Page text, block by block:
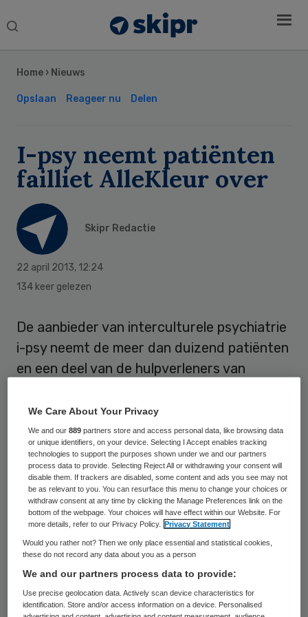
Search
Home › Nieuws
Opslaan Reageer nu Delen
I-psy neemt patiënten
failliet AlleKleur over
Skipr Redactie
22 april 2013, 12:24
134 keer gelezen
De aanbieder van interculturele psychiatrie
i-psy neemt de meer dan duizend patiënten
en een deel van de hulpverleners van
in Amsterdam sprak vorige maand het
faillissement uit over AlleKleur.
Met de overname, waarover i-psy vorige
week afspraken maakte met de curator, is
de continuïteit van de behandelingen en
een deel van de werkgelegenheid
verzekerd, zo laat i-psy weten in een
persbericht. De behandelingen worden
voorlopig voortgezet vanuit de vertrouwde
locatie en bij dezelfde behandelaar.
Sidebar
We Care About Your Privacy
We and our889 partners store and access personal data, like browsing data
or unique identifiers, on your device. Selecting I Accept enables tracking
technologies to support the purposes shown under we and our partners
process data to provide. Selecting Reject All or withdrawing your consent will
disable them. If trackers are disabled, some content and ads you see may not
be as relevant to you. You can resurface this menu to change your choices or
withdraw consent at any time by clicking the Manage Preferences link on the
bottom of the webpage. Your choices will have effect within our Website. For
more details, refer to our Privacy Policy.
Privacy Statement
Would you rather not? Then we only place essential and statistical cookies,
these do not record any data about you as a person
We and our partners process data to provide:
Use precise geolocation data. Actively scan device characteristics for
identification. Store and/or access information on a device. Personalised